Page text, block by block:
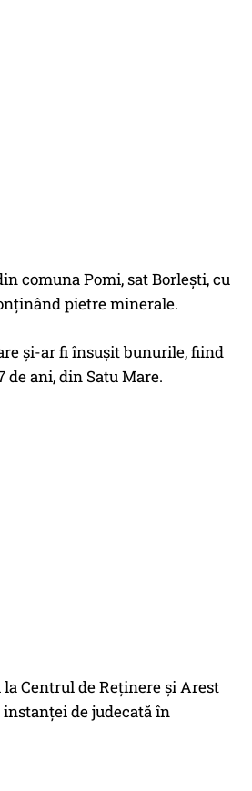
comuna Pomi, sat Borlești, cu
pietre minerale.
și-ar fi însușit bunurile, fiind
de ani, din Satu Mare.
Centrul de Reținere și Arest
de judecată în